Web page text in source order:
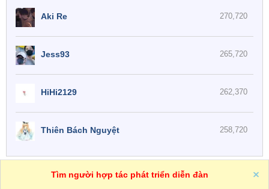
270,720
Aki Re
265,720
Jess93
262,370
HiHi2129
258,720
Thiên Bách Nguyệt
VN
R
Tìm người hợp tác phát triển diễn đàn